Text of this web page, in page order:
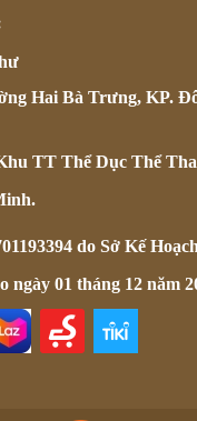
Hai Bà Trưng, KP.
TT Thể Dục Thể
do Sở Kế
ngày 01 tháng 12 năm